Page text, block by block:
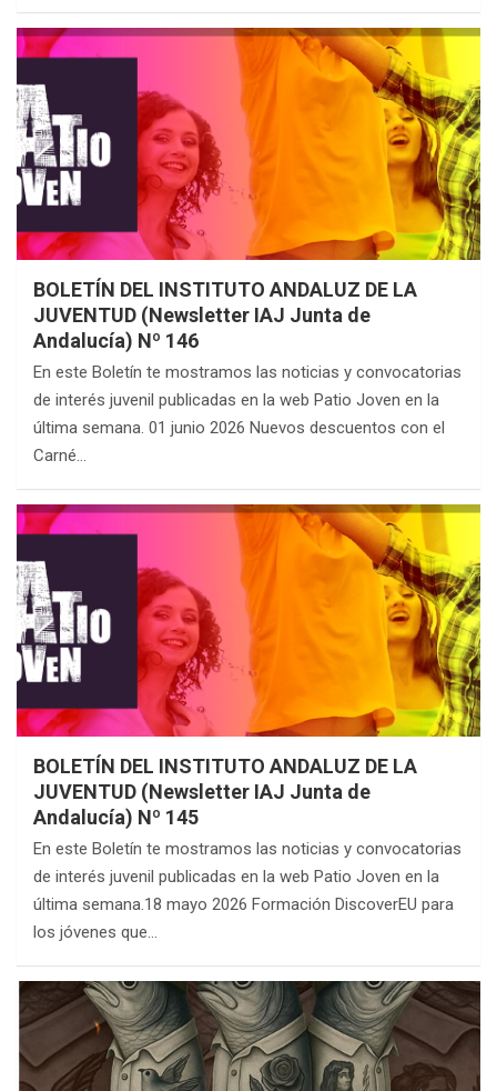
BOLETÍN DEL INSTITUTO ANDALUZ DE LA
JUVENTUD (Newsletter IAJ Junta de
Andalucía) Nº 146
En este Boletín te mostramos las noticias y convocatorias
de interés juvenil publicadas en la web Patio Joven en la
última semana. 01 junio 2026 Nuevos descuentos con el
Carné…
BOLETÍN DEL INSTITUTO ANDALUZ DE LA
JUVENTUD (Newsletter IAJ Junta de
Andalucía) Nº 145
En este Boletín te mostramos las noticias y convocatorias
de interés juvenil publicadas en la web Patio Joven en la
última semana.18 mayo 2026 Formación DiscoverEU para
los jóvenes que…